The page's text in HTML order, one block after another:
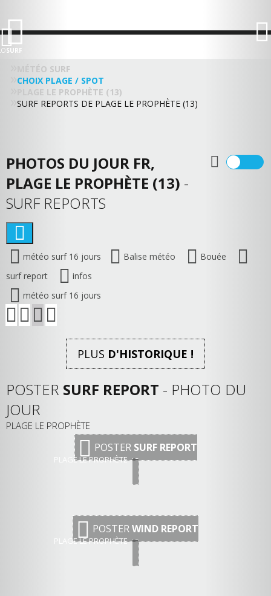
SURF
MÉTÉO SURF
CHOIX PLAGE / SPOT
PLAGE LE PROPHÈTE (13)
SURF REPORTS DE PLAGE LE PROPHÈTE (13)
PHOTOS DU JOUR FR,
PLAGE LE PROPHÈTE (13) -
SURF REPORTS
météo surf 16 jours Balise météo
Bouée
surf report
infos
météo surf 16 jours
PLUS D'HISTORIQUE !
POSTER SURF REPORT - PHOTO DU
JOUR
PLAGE LE PROPHÈTE
POSTER SURF REPORT
PLAGE LE PROPHÈTE
POSTERWIND REPORT
PLAGE LE PROPHÈTE